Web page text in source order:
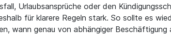
Urlaubsansprüche oder den
für klarere Regeln stark. So sollte es
wann genau von abhängiger Beschäftigung